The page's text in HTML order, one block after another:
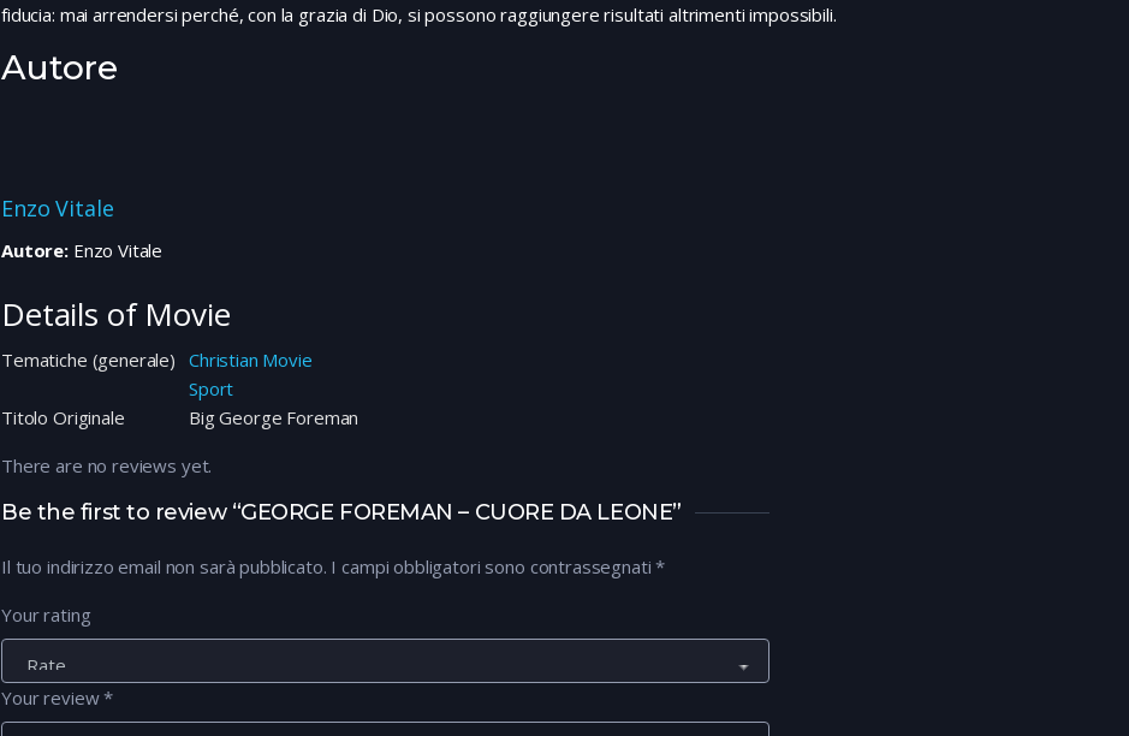
fiducia: mai arrendersi perché, con la grazia di Dio, si possono raggiungere risultati altrimenti impossibili.
Autore
Enzo Vitale
Autore:Enzo Vitale
Details of Movie
Tematiche (generale) Christian Movie
Sport
Titolo Originale
Big George Foreman
Be the first to review “GEORGE FOREMAN – CUORE DA LEONE”
Il tuo indirizzo email non sarà pubblicato. I campi obbligatori sono contrassegnati*
Your rating
Your review*
There are no reviews yet.